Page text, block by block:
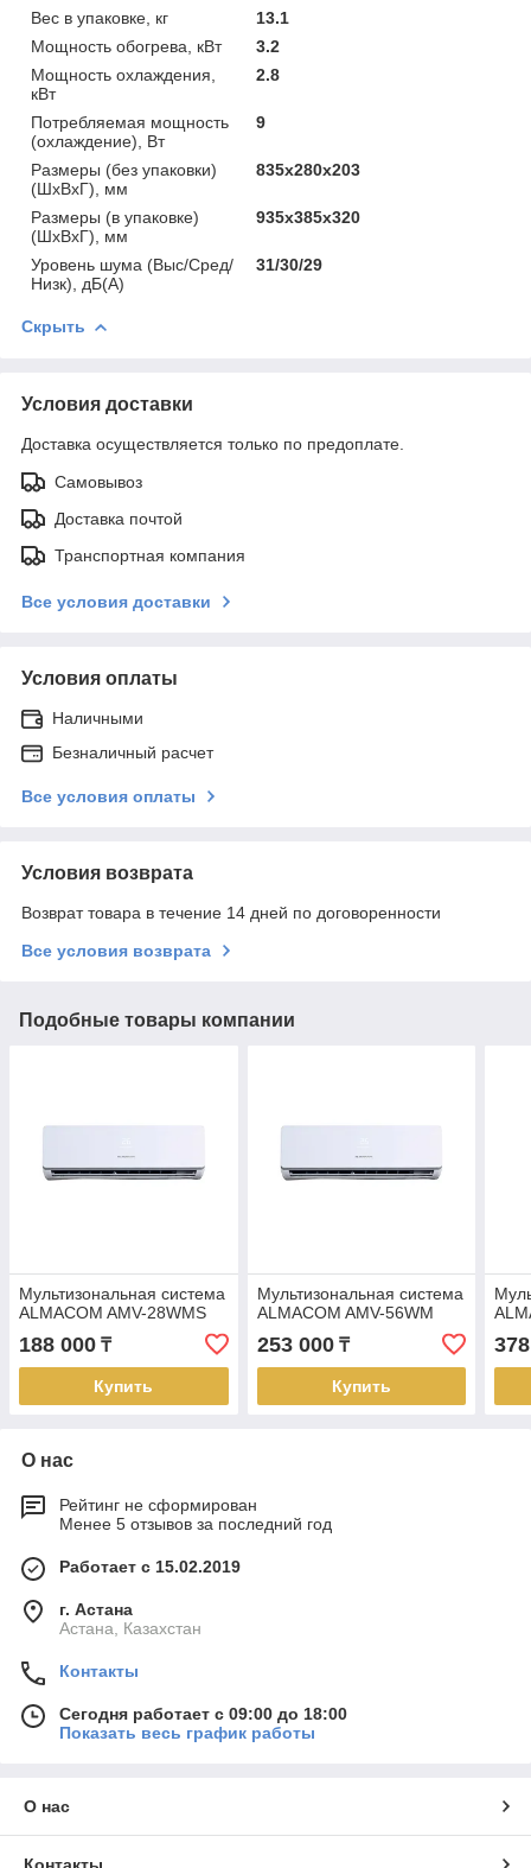
Вес в упаковке, кг
13.1
Мощность обогрева, кВт
3.2
Мощность охлаждения,
кВт
2.8
Потребляемая мощность
(охлаждение), Вт
9
Размеры (без упаковки)
(ШхВхГ), мм
835х280х203
Размеры (в упаковке)
(ШхВхГ), мм
935х385х320
Уровень шума (Выс/Сред/
Низк), дБ(А)
31/30/29
Скрыть
Условия доставки
Доставка осуществляется только по предоплате.
Самовывоз
Доставка почтой
Транспортная компания
Все условия доставки
Условия оплаты
Наличными
Безналичный расчет
Все условия оплаты
Условия возврата
Возврат товара в течение 14 дней по договоренности
Все условия возврата
Подобные товары компании
Мультизональная система
ALMACOM AMV-28WMS
188 000 ₸
Купить
Мультизональная система
ALMACOM AMV-56WM
253 000₸
Купить
О нас
Рейтинг не сформирован
Менее 5 отзывов за последний год
Работает с 15.02.2019
г. Астана
Астана, Казахстан
Контакты
Сегодня работает с 09:00 до 18:00
Показать весь график работы
О нас